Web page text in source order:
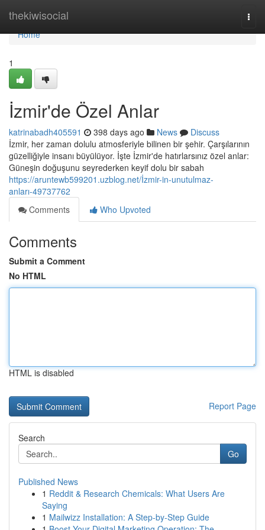
thekiwisocial
Home
Home
1
İzmir'de Özel Anlar
katrinabadh405591 398 days ago News
Discuss
İzmir, her zaman dolulu atmosferiyle bilinen bir şehir. Çarşılarının
güzelliğiyle insanı büyülüyor. İşte İzmir'de hatırlarsınız özel anlar:
Güneşin doğuşunu seyrederken keyif dolu bir sabah
https://aruntewb599201.uzblog.net/İzmir-in-unutulmaz-
anları-49737762
Comments
Who Upvoted
Comments
Submit a Comment
No HTML
HTML is disabled
Report Page
Search
Go
Published News
1 Reddit & Research Chemicals: What Users Are
Saying
1 Mailwizz Installation: A Step-by-Step Guide